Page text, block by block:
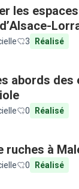
les
3 Réalisé
abords des
0 Réalisé
ruches à
0 Réalisé